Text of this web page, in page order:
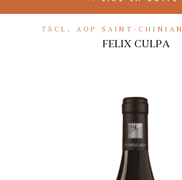
75CL ,AOP SAINT-CHINIAN
FELIX CULPA